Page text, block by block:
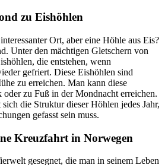
zu Eishöhlen
Ort, aber eine Höhle aus Eis?
Unter den mächtigen Gletschern von
die entstehen, wenn
gefriert. Diese Eishöhlen sind
zu erreichen. Man kann diese
zu Fuß in der Mondnacht erreichen.
sich die Struktur dieser Höhlen jedes Jahr,
gefasst sein muss.
Kreuzfahrt in Norwegen
gesegnet, die man in seinem Leben